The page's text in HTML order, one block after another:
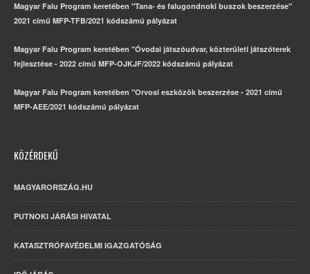
Magyar Falu Program keretében "Tana- és falugondnoki buszok beszerzése"
2021 című MFP-TFB/2021 kódszámú pályázat
Magyar Falu Program keretében "Óvodai játszóudvar, közterületi játszóterek
fejlesztése - 2022 című MFP-OJKJF/2022 kódszámú pályázat
Magyar Falu Program keretében "Orvosi eszközök beszerzése - 2021 című
MFP-AEE/2021 kódszámú pályázat
KÖZÉRDEKŰ
MAGYARORSZÁG.HU
PUTNOKI JÁRÁSI HIVATAL
KATASZTRÓFAVÉDELMI IGAZGATÓSÁG